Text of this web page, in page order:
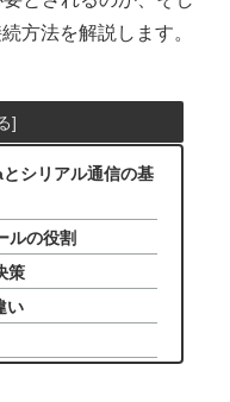
方法を解説します。
シリアル通信の基
ルの役割
策
い